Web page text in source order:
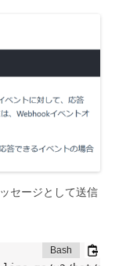
セージとして送信